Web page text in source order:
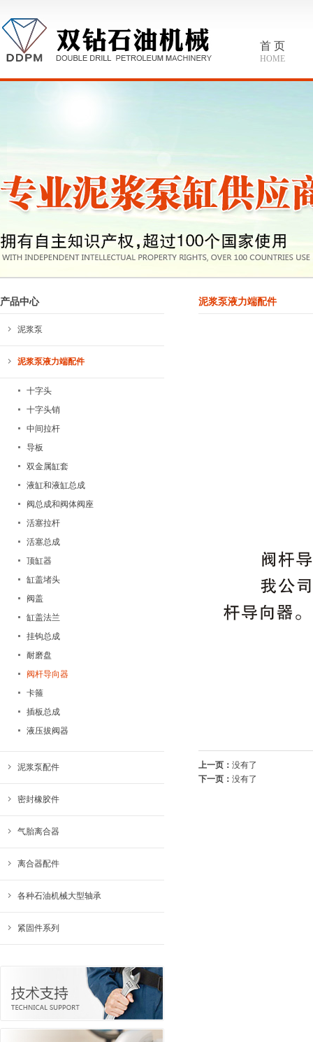
首 页
HOME
产品中心
泥浆泵
泥浆泵液力端配件
十字头
十字头销
中间拉杆
导板
双金属缸套
液缸和液缸总成
阀总成和阀体阀座
活塞拉杆
活塞总成
顶缸器
缸盖堵头
阀盖
缸盖法兰
挂钩总成
耐磨盘
阀杆导向器
卡箍
插板总成
液压拔阀器
泥浆泵配件
密封橡胶件
气胎离合器
离合器配件
各种石油机械大型轴承
紧固件系列
泥浆泵液力端配件
上一页： 没有了
下一页： 没有了